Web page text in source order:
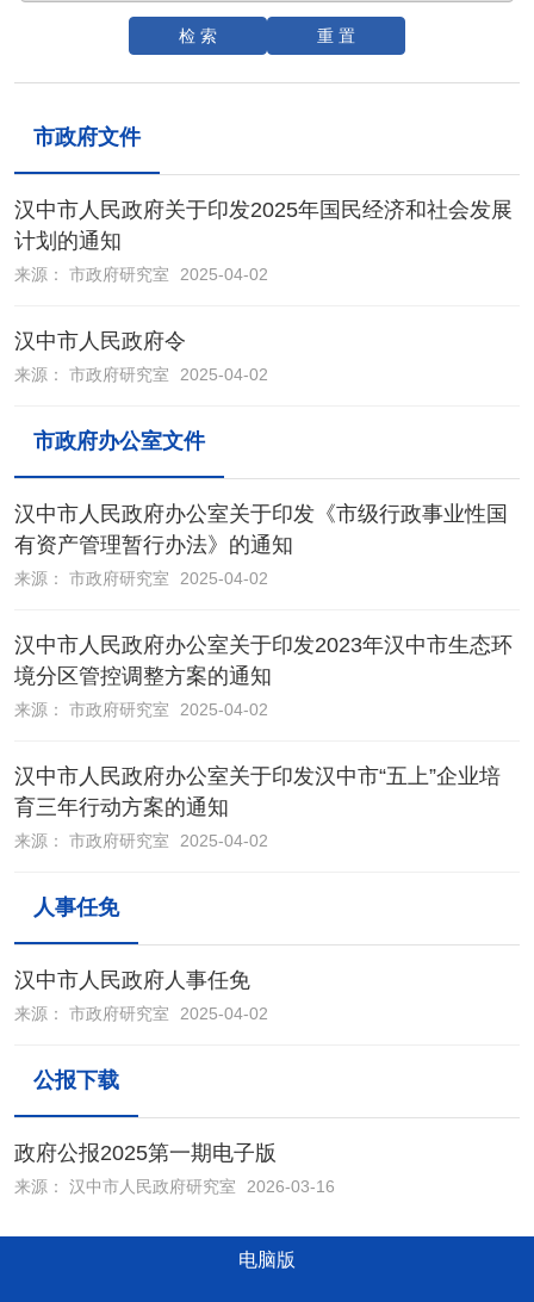
市政府文件
汉中市人民政府关于印发2025年国民经济和社会发展
计划的通知
来源： 市政府研究室 2025-04-02
汉中市人民政府令
来源： 市政府研究室 2025-04-02
市政府办公室文件
汉中市人民政府办公室关于印发《市级行政事业性国
有资产管理暂行办法》的通知
来源： 市政府研究室 2025-04-02
汉中市人民政府办公室关于印发2023年汉中市生态环
境分区管控调整方案的通知
来源： 市政府研究室 2025-04-02
汉中市人民政府办公室关于印发汉中市“五上”企业培
育三年行动方案的通知
来源： 市政府研究室 2025-04-02
人事任免
汉中市人民政府人事任免
来源： 市政府研究室 2025-04-02
公报下载
政府公报2025第一期电子版
来源： 汉中市人民政府研究室 2026-03-16
电脑版